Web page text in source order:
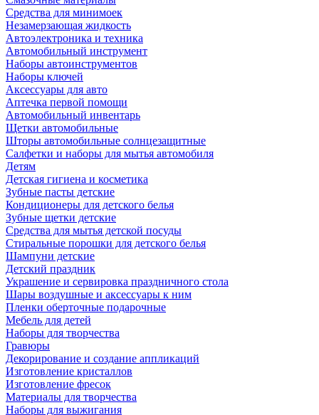
Средства для минимоек
Незамерзающая жидкость
Автоэлектроника и техника
Автомобильный инструмент
Наборы автоинструментов
Наборы ключей
Аксессуары для авто
Аптечка первой помощи
Автомобильный инвентарь
Щетки автомобильные
Шторы автомобильные солнцезащитные
Салфетки и наборы для мытья автомобиля
Детям
Детская гигиена и косметика
Зубные пасты детские
Кондиционеры для детского белья
Зубные щетки детские
Средства для мытья детской посуды
Стиральные порошки для детского белья
Шампуни детские
Детский праздник
Украшение и сервировка праздничного стола
Шары воздушные и аксессуары к ним
Пленки оберточные подарочные
Мебель для детей
Наборы для творчества
Гравюры
Декорирование и создание аппликаций
Изготовление кристаллов
Изготовление фресок
Материалы для творчества
Наборы для выжигания